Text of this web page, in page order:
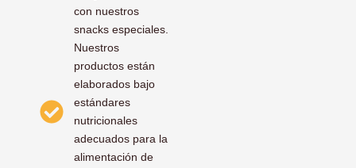
con nuestros
snacks especiales.
Nuestros
productos están
elaborados bajo
estándares
nutricionales
adecuados para la
alimentación de